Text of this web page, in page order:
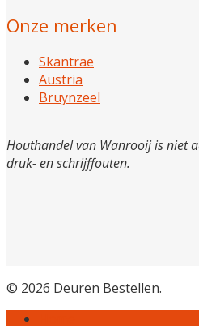
Onze merken
Skantrae
Austria
Bruynzeel
Houthandel van Wanrooij is niet
druk- en schrijffouten.
© 2026 Deuren Bestellen.